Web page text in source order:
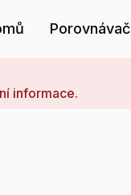
Porovnávač
informace.